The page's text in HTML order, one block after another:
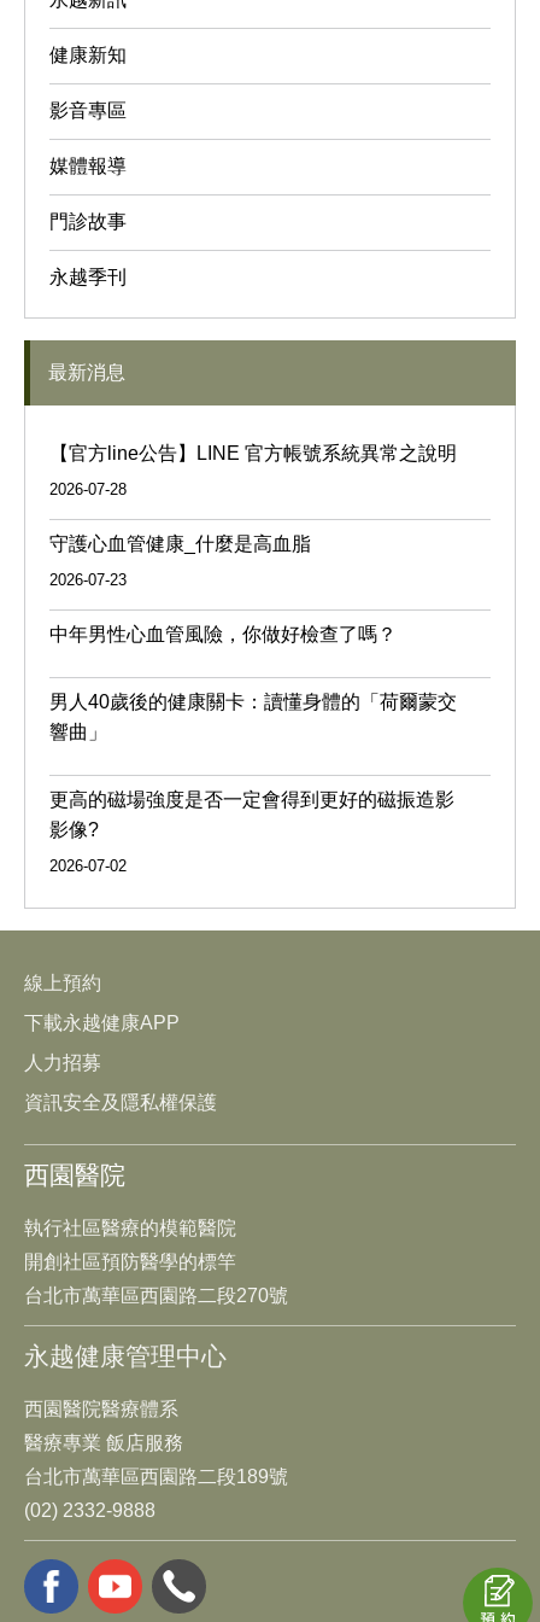
健康新知
影音專區
媒體報導
門診故事
永越季刊
最新消息
【官方line公告】LINE 官方帳號系統異常之說明
2026-07-28
守護心血管健康_什麼是高血脂
2026-07-23
中年男性心血管風險，你做好檢查了嗎？
男人40歲後的健康關卡：讀懂身體的「荷爾蒙交
響曲」
更高的磁場強度是否一定會得到更好的磁振造影
影像?
2026-07-02
線上預約
下載永越健康APP
人力招募
資訊安全及隱私權保護
西園醫院
執行社區醫療的模範醫院
開創社區預防醫學的標竿
台北市萬華區西園路二段270號
永越健康管理中心
西園醫院醫療體系
醫療專業 飯店服務
台北市萬華區西園路二段189號
(02) 2332-9888